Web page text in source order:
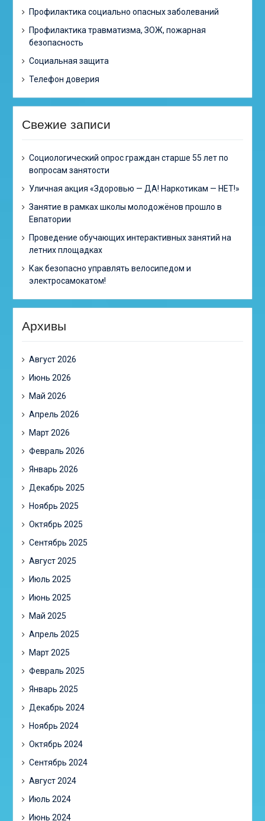
Профилактика социально опасных заболеваний
Профилактика травматизма, ЗОЖ, пожарная
безопасность
Социальная защита
Телефон доверия
Свежие записи
Cоциологический опрос граждан старше 55 лет по
вопросам занятости
Уличная акция «Здоровью — ДА! Наркотикам — НЕТ!»
Занятие в рамках школы молодожёнов прошло в
Евпатории
Проведение обучающих интерактивных занятий на
летних площадках
Как безопасно управлять велосипедом и
электросамокатом!
Архивы
Август 2026
Июнь 2026
Май 2026
Апрель 2026
Март 2026
Февраль 2026
Январь 2026
Декабрь 2025
Ноябрь 2025
Октябрь 2025
Сентябрь 2025
Август 2025
Июль 2025
Июнь 2025
Май 2025
Апрель 2025
Март 2025
Февраль 2025
Январь 2025
Декабрь 2024
Ноябрь 2024
Октябрь 2024
Сентябрь 2024
Август 2024
Июль 2024
Июнь 2024